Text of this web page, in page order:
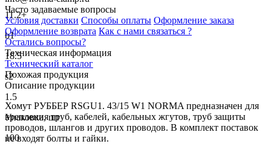
11.2+
b1
18.5
s2
1.5
Упаковка, шт
100
Часто задаваемые вопросы
Условия доставки Способы оплаты Оформление заказа
Оформление возврата Как с нами связаться ?
Остались вопросы?
Техническая информация
Технический каталог
Похожая продукция
Описание продукции
Хомут РУББЕР RSGU1. 43/15 W1 NORMA предназначен для
крепления труб, кабелей, кабельных жгутов, труб защиты
проводов, шлангов и других проводов. В комплект поставок
не входят болты и гайки.